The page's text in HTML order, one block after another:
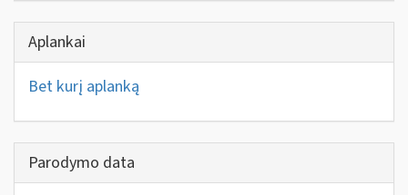
Aplankai
Bet kurį aplanką
Parodymo data